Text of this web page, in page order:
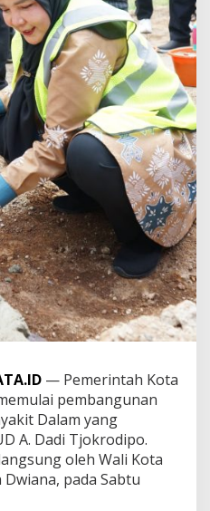
b
a
n
g
u
n
a
n
R
S
P
e
n
y
a
k
i
t
D
a
l
W
a
r
a
M
— Pemerintah Kota
pembangunan
Dalam yang
A. Dadi Tjokrodipo.
oleh Wali Kota
pada Sabtu